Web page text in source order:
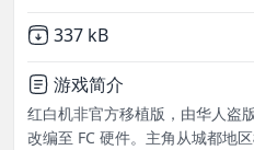
Not downloaded
337 kB
游戏简介
红白机非官方移植版，由华人盗
改编至 FC 硬件。主角从城都地